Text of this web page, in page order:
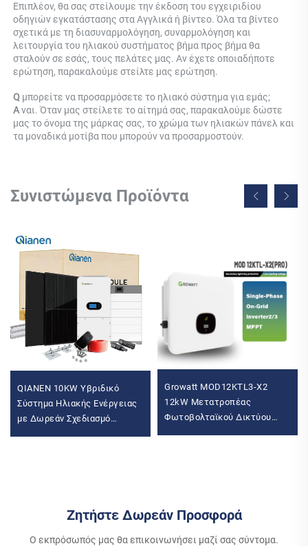
Επιπλέον, θα σας στείλουμε την έκδοση του εγχειριδίου
οδηγιών εγκατάστασης στα Αγγλικά ή βίντεο. Όλα τα βίντεο
σχετικά με τη διασυναρμολόγηση, συναρμολόγηση και
λειτουργία του ηλιακού συστήματος βήμα προς βήμα θα
σταλούν σε εσάς, τους πελάτες μας. Αν έχετε οποιαδήποτε
ερώτηση, παρακαλούμε στείλτε μας ερώτηση.
Q μπορείτε να προσαρμόσετε το ηλιακό σύστημα για εμάς;
Α ναι. Όταν μας στείλετε το αίτημά σας, παρακαλούμε δώστε
μας το όνομα της μάρκας σας, το χρώμα των ηλιακών πάνελ και
τα μοναδικά μοτίβα που μπορούν να προσαρμοστούν.
Συνιστώμενα Προϊόντα
QIANEN 10KW Υβριδικό
Σύστημα Ηλιακής Ενέργειας
με Δωρεάν Σχεδιασμό
Growatt MOD12KTL3-X2
12kW Μετατροπέας
Φωτοβολταϊκού Δικτύου
Ζητήστε Δωρεάν Προσφορά
Ο εκπρόσωπός μας θα επικοινωνήσει μαζί σας σύντομα.